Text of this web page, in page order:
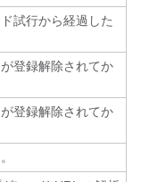
試行から経過した
登録解除されてか
登録解除されてか